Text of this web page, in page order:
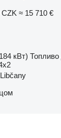
CZK ≈ 15 710 €
кВт) Топливо